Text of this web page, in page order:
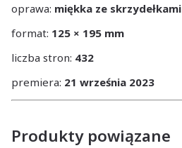
oprawa: miękka ze skrzydełkami
format: 125 × 195 mm
liczba stron: 432
premiera: 21 września 2023
Produkty powiązane